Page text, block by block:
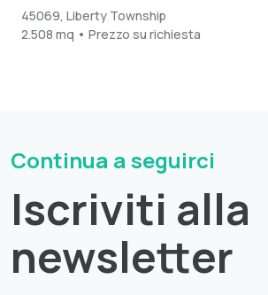
45069, Liberty Township
2.508 mq • Prezzo su richiesta
Continua a seguirci
Iscriviti alla
newsletter